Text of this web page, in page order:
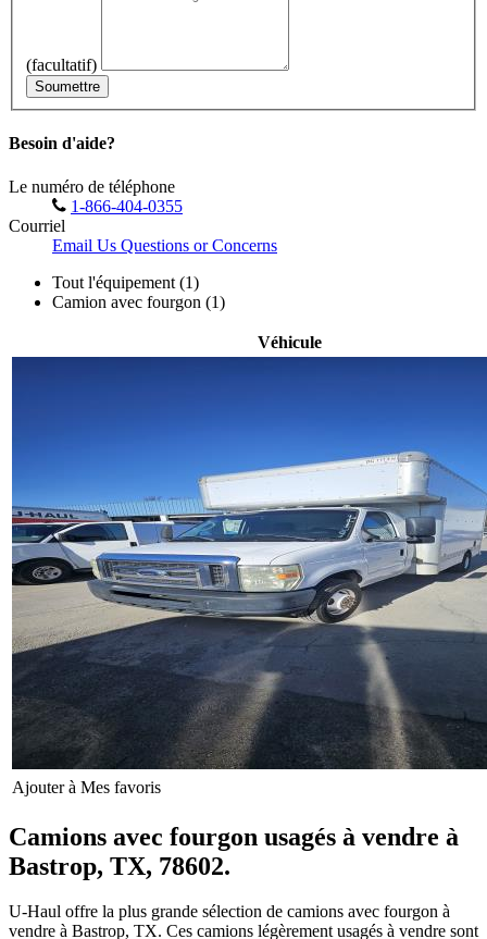
(facultatif)
Soumettre
Besoin d'aide?
Le numéro de téléphone
1-866-404-0355
Courriel
Email Us Questions or Concerns
Tout l'équipement (1)
Camion avec fourgon (1)
Véhicule
Ajouter à Mes favoris
Camions avec fourgon usagés à vendre à
Bastrop, TX, 78602.
U-Haul offre la plus grande sélection de camions avec fourgon à
vendre à Bastrop, TX. Ces camions légèrement usagés à vendre sont